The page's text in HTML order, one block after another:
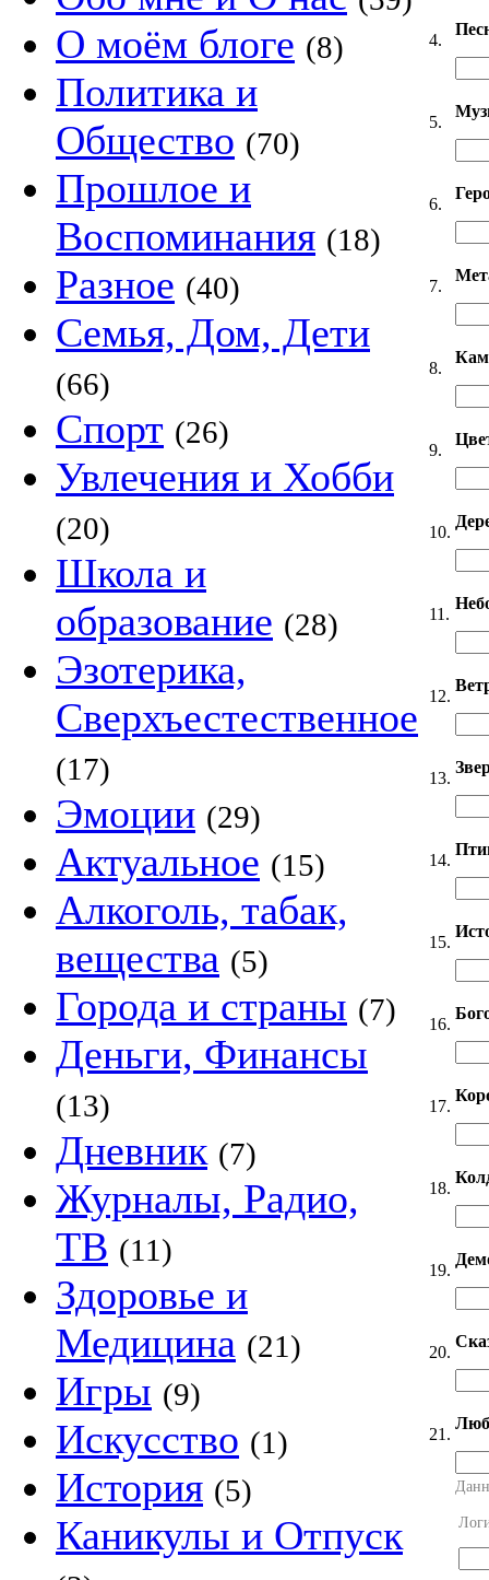
О моём блоге (8)
Политика и
Общество (70)
Прошлое и
Воспоминания (18)
Разное (40)
Семья, Дом, Дети
(66)
Спорт (26)
Увлечения и Хобби
(20)
Школа и
образование (28)
Эзотерика,
Сверхъестественное
(17)
Эмоции (29)
Актуальное (15)
Алкоголь, табак,
вещества (5)
Города и страны (7)
Деньги, Финансы
(13)
Дневник (7)
Журналы, Радио,
ТВ (11)
Здоровье и
Медицина (21)
Игры (9)
Искусство (1)
История (5)
Каникулы и Отпуск
4.
5.
6.
7.
8.
9.
10.
11.
12.
13.
14.
15.
16.
17.
18.
19.
20.
21.